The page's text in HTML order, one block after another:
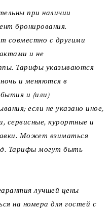
при наличии
бронирования.
совместно с другими
и не
Тарифы указываются
и меняются в
и (или)
если не указано иное,
сервисные, курортные и
Может взиматься
Тарифы могут быть
лучшей цены
на номера для гостей с